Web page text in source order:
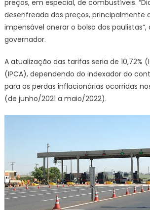
preços, em especial, de combustíveis.
desenfreada dos preços, principalmente
impensável onerar o bolso dos paulistas”,
governador.
A atualização das tarifas seria de 10,72%
(IPCA), dependendo do indexador do
para as perdas inflacionárias ocorridas
(de junho/2021 a maio/2022).